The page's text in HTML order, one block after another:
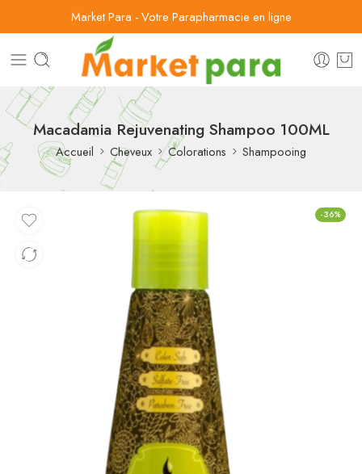
Market Para - Votre Parapharmacie en ligne
Macadamia Rejuvenating Shampoo 100ML
Accueil Cheveux Colorations Shampooing
-36%